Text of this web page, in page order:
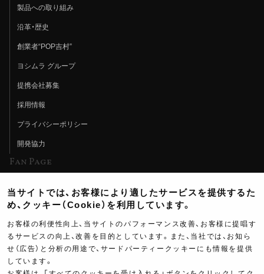
製品への取り組み
沿革・歴史
創業者“POP吉村”
ヨシムラ グループ
提携会社募集
採用情報
プライバシーポリシー
開発協力
Fan Page
ヨシムラTV
イベント情報
イベントスケジュール
ツーリングブレイクタイム
当サイトでは、お客様により適したサービスを提供するた
め、クッキー（Cookie）を利用しています。
お客様の利便性向上、当サイトのパフォーマンス改善、お客様に提唱す
るサービスの向上、改善を目的としています。また、当社では、お知ら
せ（広告）と分析の用途で、サードパーティークッキーにも情報を提供
しています。